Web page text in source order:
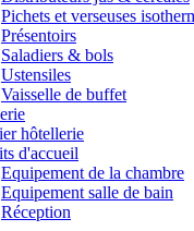
Pichets et verseuses
Présentoirs
Saladiers & bols
Ustensiles
Vaisselle de buffet
hôtellerie
d'accueil
Equipement de la chambre
Equipement salle de bain
Réception